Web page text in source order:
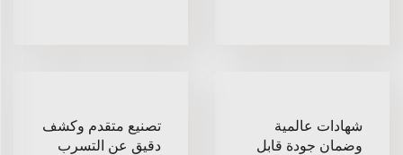
شهادات عالمية
وضمان جودة قابل
تصنيع متقدم وكشف
دقيق عن التسرب